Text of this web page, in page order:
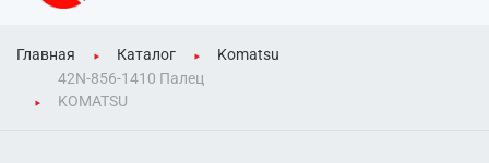
Главная Каталог
Komatsu
42N-856-1410 Палец
KOMATSU